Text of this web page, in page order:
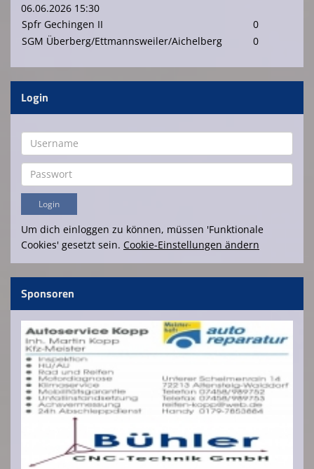
06.06.2026 15:30
Spfr Gechingen II
0
SGM Überberg/Ettmannsweiler/Aichelberg
0
Login
Um dich einloggen zu können, müssen 'Funktionale
Cookies' gesetzt sein. Cookie-Einstellungen ändern
Sponsoren